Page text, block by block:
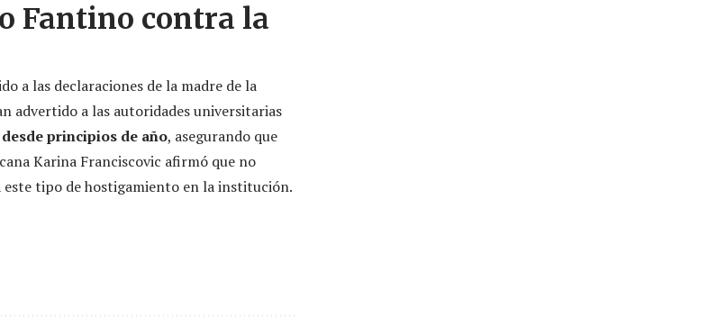
Fantino contra la
a las declaraciones de la madre de la
advertido a las autoridades universitarias
principios de año, asegurando que
Karina Franciscovic afirmó que no
este tipo de hostigamiento en la institución.